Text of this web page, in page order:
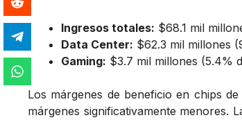
Ingresos totales: $68.1 mil
Data Center: $62.3 mil millones
Gaming: $3.7 mil millones (5.4%
Los márgenes de beneficio en chips
márgenes significativamente menores.